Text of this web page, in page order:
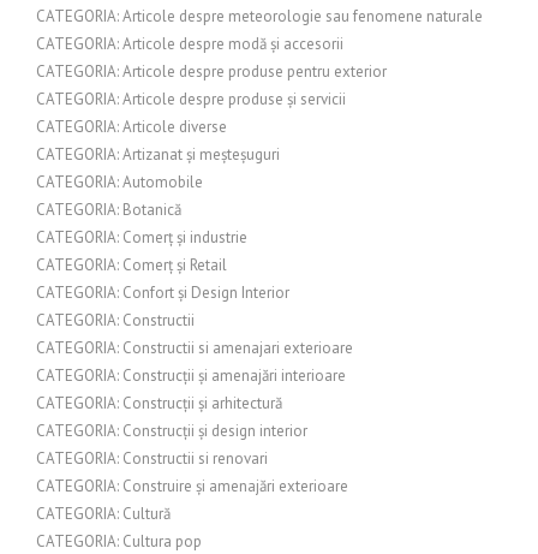
CATEGORIA: Articole despre meteorologie sau fenomene naturale
CATEGORIA: Articole despre modă și accesorii
CATEGORIA: Articole despre produse pentru exterior
CATEGORIA: Articole despre produse și servicii
CATEGORIA: Articole diverse
CATEGORIA: Artizanat și meșteșuguri
CATEGORIA: Automobile
CATEGORIA: Botanică
CATEGORIA: Comerț și industrie
CATEGORIA: Comerț și Retail
CATEGORIA: Confort și Design Interior
CATEGORIA: Constructii
CATEGORIA: Constructii si amenajari exterioare
CATEGORIA: Construcții și amenajări interioare
CATEGORIA: Construcții și arhitectură
CATEGORIA: Construcții și design interior
CATEGORIA: Constructii si renovari
CATEGORIA: Construire și amenajări exterioare
CATEGORIA: Cultură
CATEGORIA: Cultura pop